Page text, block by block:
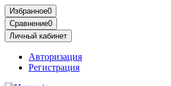
Избранное0
Сравнение0
Личный кабинет
Авторизация
Регистрация